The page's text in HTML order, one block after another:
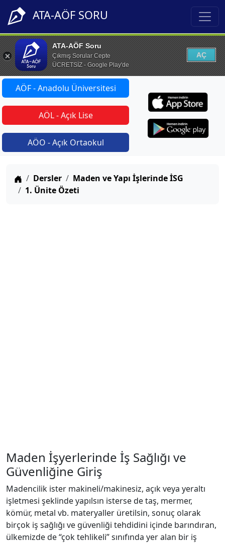
ATA-AÖF SORU
ATA-AÖF Soru
Çıkmış Sorular Cepte
ÜCRETSİZ - Google Play'de
AÇ
AÖF - Anadolu Üniversitesi
AÖL - Açık Lise
AÖO - Açık Ortaokul
Anasayfa
Dersler
Maden ve Yapı İşlerinde İSG
1. Ünite Özeti
Maden İşyerlerinde İş Sağlığı ve
Güvenliğine Giriş
Madencilik ister makineli/makinesiz, açık veya yeraltı
işletmesi şeklinde yapılsın isterse de taş, mermer,
kömür, metal vb. materyaller üretilsin, sonuç olarak
birçok iş sağlığı ve güvenliği tehdidini içinde barındıran,
ülkemizde de “çok tehlikeli” sınıfında yer alan bir iş